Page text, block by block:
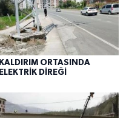
KALDIRIM ORTASINDA
ELEKTRİK DİREĞİ